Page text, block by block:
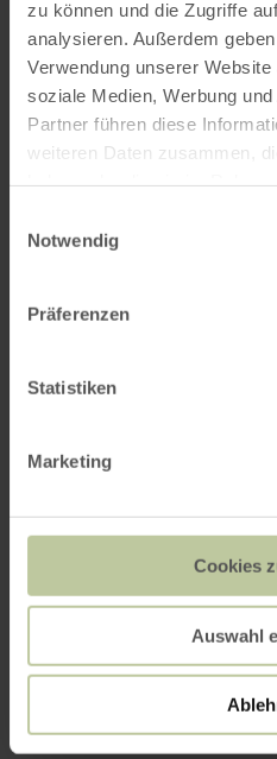
zu können und die Zugriffe
analysieren. Außerdem
Verwendung unserer
soziale Medien, Werbung
Partner führen diese
weiteren Daten zusammen,
Notwendig
Präferenzen
Statistiken
Marketing
Cookies
Auswahl